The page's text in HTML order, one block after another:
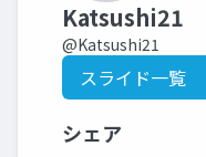
Katsushi21
@Katsushi21
スライド一覧
シェア